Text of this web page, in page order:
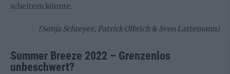
scheitern könnte.
(Sonja Schreyer, Patrick Olbrich & Sven Lattemann)
Summer Breeze 2022 – Grenzenlos
unbeschwert?